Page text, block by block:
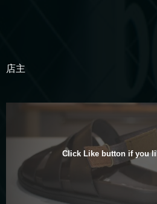
店主
Click Like button if you